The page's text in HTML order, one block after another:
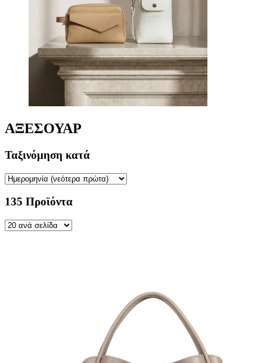
ΑΞΕΣΟΥΑΡ
Ταξινόμηση κατά
135 Προϊόντα